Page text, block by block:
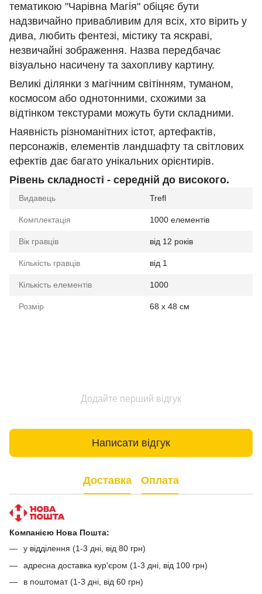
тематикою "Чарівна Магія" обіцяє бути
надзвичайно привабливим для всіх, хто вірить у
дива, любить фентезі, містику та яскраві,
незвичайні зображення. Назва передбачає
візуально насичену та захопливу картину.
Великі ділянки з магічним світінням, туманом,
космосом або однотонними, схожими за
відтінком текстурами можуть бути складними.
Наявність різноманітних істот, артефактів,
персонажів, елементів ландшафту та світлових
ефектів дає багато унікальних орієнтирів.
Рівень складності - середній до високого.
Видавець Trefl
Комплектація 1000 елементів
Вік гравців від 12 років
Кількість гравців від 1
Кількість елементів 1000
Розмір 68 x 48 см
Додайте перший відгук
Написати відгук
Доставка Оплата
Компанією Нова Пошта:
у відділення (1-3 дні, від 80 грн)
адресна доставка кур'єром (1-3 дні, від 100 грн)
в поштомат (1-3 дні, від 60 грн)